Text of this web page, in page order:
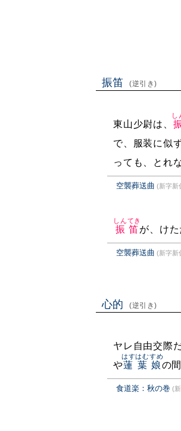
振笛 (逆引き)
東山少尉は、
し
で、服装に似
っても、とれ
空襲葬送曲 (新字新
振笛
しんてき
が、け
空襲葬送曲 (新字新
心的 (逆引き)
ヤレ自由交際
や蓮葉娘
はすはむすめ
の
食道楽：秋の巻 (